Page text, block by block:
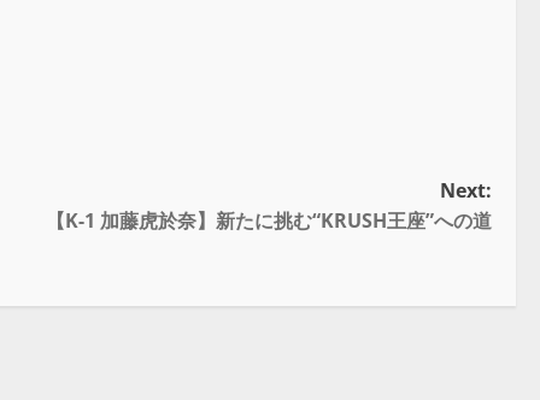
Next:
【K-1 加藤虎於奈】新たに挑む“KRUSH王座”への道